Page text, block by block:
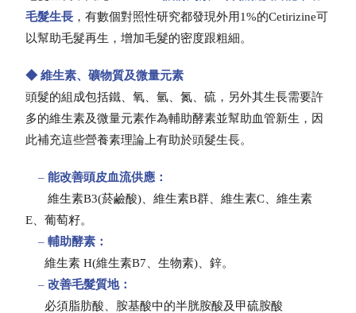
毛髮生長 ，有數個對照性研究都發現外用1%的Cetirizine可
以幫助毛髮再生，增加毛髮的密度跟粗細。
◆ 維生素、礦物質及微量元素
頭髮的組成包括鐵、氧、氫、氮、硫，另外其生長需要許
多的維生素及微量元素作為輔助酵素並幫助血管新生，因
此補充這些營養素理論上有助於頭髮生長。
–能改善頭皮血流供應：
維生素B3(菸鹼酸)、維生素B群、維生素C、維生素
E、葡萄籽。
–輔助酵素：
維生素 H(維生素B7、生物素)、鋅。
–改善毛髮質地：
必須脂肪酸、胺基酸中的半胱胺酸及甲硫胺酸